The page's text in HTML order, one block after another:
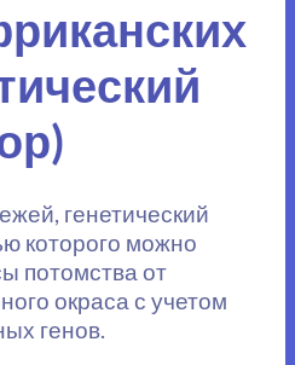
генетический
которого можно
потомства от
окраса с учетом
генов.